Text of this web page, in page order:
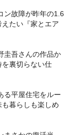
ン故障が昨年の1.6
たい『家とエア
圭吾さんの作品か
を裏切らない仕
る平屋住宅をルー
も暮らしも楽しめ